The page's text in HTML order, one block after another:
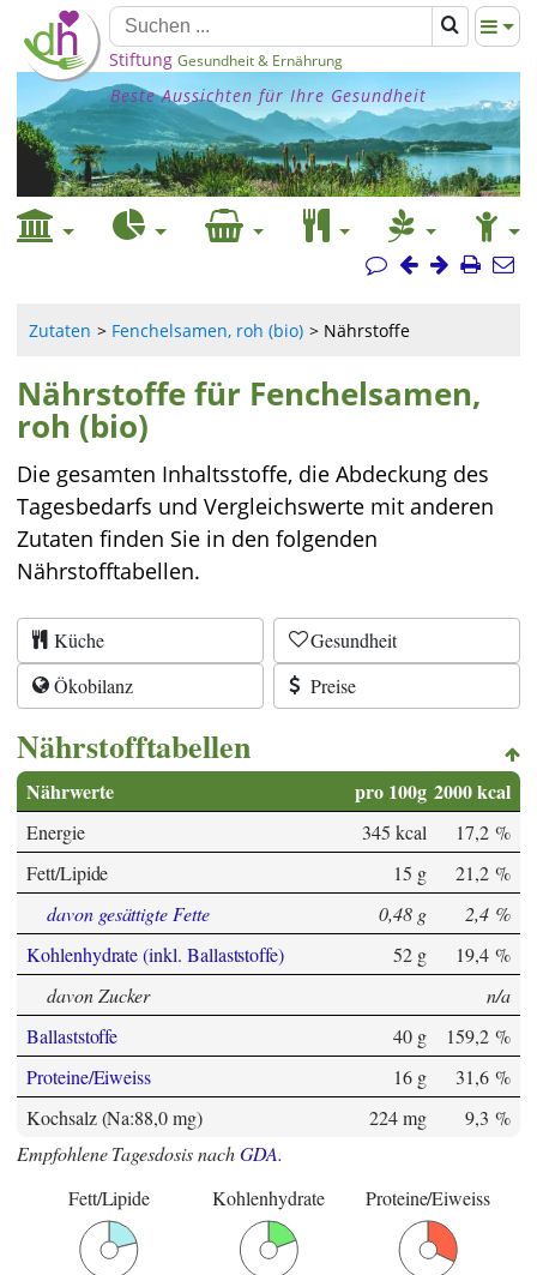
Stiftung Gesundheit & Ernährung
Beste Aussichten für Ihre Gesundheit
Zutaten Fenchelsamen, roh (bio) Nährstoffe
Nährstoffe für Fenchelsamen,
roh (bio)
Die gesamten Inhaltsstoffe, die Abdeckung des
Tagesbedarfs und Vergleichswerte mit anderen
Zutaten finden Sie in den folgenden
Nährstofftabellen.
Küche
Gesundheit
Ökobilanz
Preise
Nährstofftabellen
Nährwerte pro 100g 2000 kcal
Energie 345 kcal
17,2 %
Fett/Lipide
15 g
21,2 %
davon gesättigte Fette
0,48 g
2,4 %
Kohlenhydrate (inkl. Ballaststoffe)
52 g
19,4 %
davon Zucker
n/a
Ballaststoffe
40 g
159,2 %
Proteine/Eiweiss
16 g
31,6 %
Kochsalz (Na:88,0 mg)
224 mg
9,3 %
Empfohlene Tagesdosis nachGDA.
Fett/Lipide
Kohlenhydrate Proteine/Eiweiss